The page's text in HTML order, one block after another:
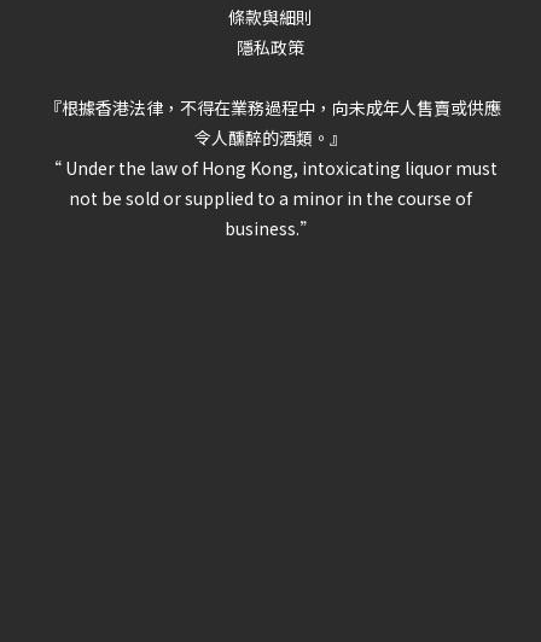
條款與細則
隱私政策
『根據香港法律，不得在業務過程中，向未成年人售賣或供應
令人醺醉的酒類。』
“ Under the law of Hong Kong, intoxicating liquor must
not be sold or supplied to a minor in the course of
business.”